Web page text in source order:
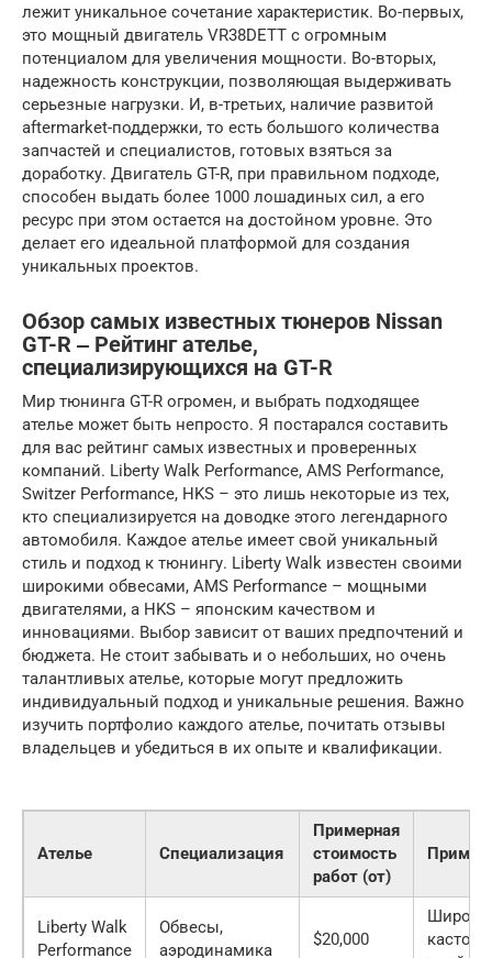
лежит уникальное сочетание характеристик. Во-первых,
это мощный двигатель VR38DETT с огромным
потенциалом для увеличения мощности. Во-вторых,
надежность конструкции, позволяющая выдерживать
серьезные нагрузки. И, в-третьих, наличие развитой
aftermarket-поддержки, то есть большого количества
запчастей и специалистов, готовых взяться за
доработку. Двигатель GT-R, при правильном подходе,
способен выдать более 1000 лошадиных сил, а его
ресурс при этом остается на достойном уровне. Это
делает его идеальной платформой для создания
уникальных проектов.
Обзор самых известных тюнеров Nissan
GT-R ‒ Рейтинг ателье,
специализирующихся на GT-R
Мир тюнинга GT-R огромен, и выбрать подходящее
ателье может быть непросто. Я постарался составить
для вас рейтинг самых известных и проверенных
компаний. Liberty Walk Performance, AMS Performance,
Switzer Performance, HKS – это лишь некоторые из тех,
кто специализируется на доводке этого легендарного
автомобиля. Каждое ателье имеет свой уникальный
стиль и подход к тюнингу. Liberty Walk известен своими
широкими обвесами, AMS Performance – мощными
двигателями, а HKS – японским качеством и
инновациями. Выбор зависит от ваших предпочтений и
бюджета. Не стоит забывать и о небольших, но очень
талантливых ателье, которые могут предложить
индивидуальный подход и уникальные решения. Важно
изучить портфолио каждого ателье, почитать отзывы
владельцев и убедиться в их опыте и квалификации.
Ателье Специализация
Примерная
стоимость
работ (от)
Liberty Walk
Performance
Обвесы,
аэродинамика
$20,000